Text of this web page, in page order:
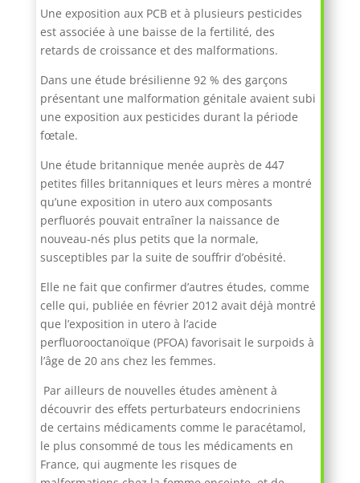
Une exposition aux PCB et à plusieurs pesticides
est associée à une baisse de la fertilité, des
retards de croissance et des malformations.
Dans une étude brésilienne 92 % des garçons
présentant une malformation génitale avaient subi
une exposition aux pesticides durant la période
fœtale.
Une étude britannique menée auprès de 447
petites filles britanniques et leurs mères a montré
qu’une exposition in utero aux composants
perfluorés pouvait entraîner la naissance de
nouveau-nés plus petits que la normale,
susceptibles par la suite de souffrir d’obésité.
Elle ne fait que confirmer d’autres études, comme
celle qui, publiée en février 2012 avait déjà montré
que l’exposition in utero à l’acide
perfluorooctanoïque (PFOA) favorisait le surpoids à
l’âge de 20 ans chez les femmes.
Par ailleurs de nouvelles études amènent à
découvrir des effets perturbateurs endocriniens
de certains médicaments comme le paracétamol,
le plus consommé de tous les médicaments en
France, qui augmente les risques de